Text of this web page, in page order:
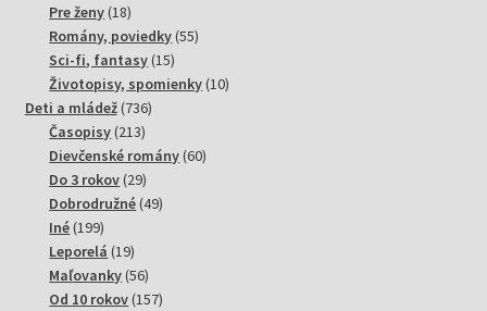
Pre ženy 1818
produktov
Romány, poviedky 5555
Sci-fi, fantasy 1515
produktov
Životopisy, spomienky 1010
Deti a mládež 736736
Časopisy 213213
produktov
Dievčenské romány 6060
Do 3 rokov 2929
produktov
Dobrodružné 4949
Iné 199199
produktov
Leporelá 1919
produktov
Maľovanky 5656
produktov
Od 10 rokov 157157